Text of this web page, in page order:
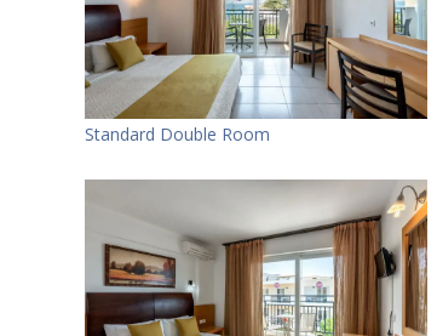
Standard Double Room